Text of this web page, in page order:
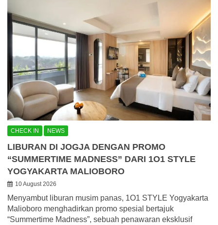
CHECK IN NEWS
LIBURAN DI JOGJA DENGAN PROMO
“SUMMERTIME MADNESS” DARI 1O1 STYLE
YOGYAKARTA MALIOBORO
10 August 2026
Menyambut liburan musim panas, 1O1 STYLE Yogyakarta
Malioboro menghadirkan promo spesial bertajuk
“Summertime Madness”, sebuah penawaran eksklusif